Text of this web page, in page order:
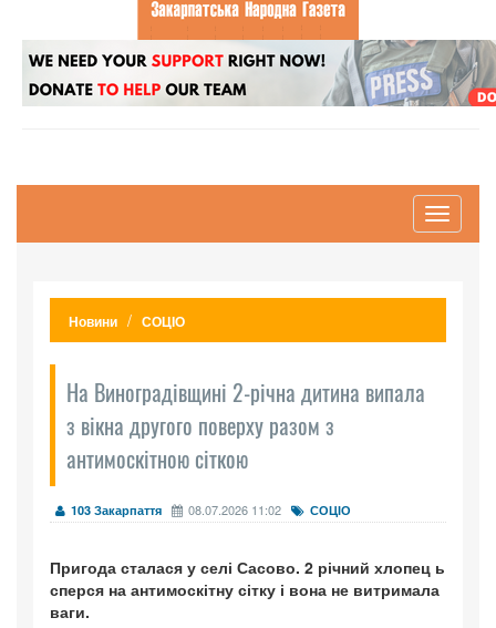
Toggle
Новини СОЦІО
На Виноградівщині 2-річна дитина випала
з вікна другого поверху разом з
антимоскітною сіткою
103 Закарпаття 08.07.2026 11:02 СОЦІО
Пригода сталася у селі Сасово. 2 річний хлопец ь
сперся на антимоскітну сітку і вона не витримала
ваги.